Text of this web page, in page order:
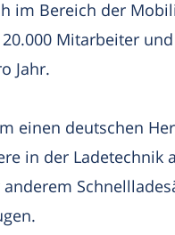
im Bereich der
Mitarbeiter
Jahr.
einen deutschen
in der Ladetechnik